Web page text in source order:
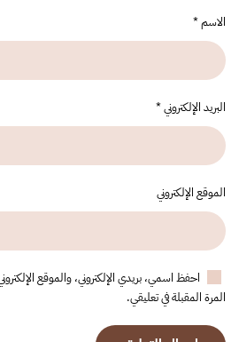
الاسم*
البريد الإلكتروني*
الموقع الإلكتروني
احفظ اسمي، بريدي الإلكتروني، والموقع
المرة المقبلة في تعليقي.